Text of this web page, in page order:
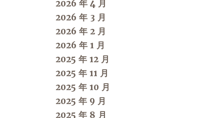
2026 年 4 月
2026 年 3 月
2026 年 2 月
2026 年 1 月
2025 年 12 月
2025 年 11 月
2025 年 10 月
2025 年 9 月
2025 年 8 月